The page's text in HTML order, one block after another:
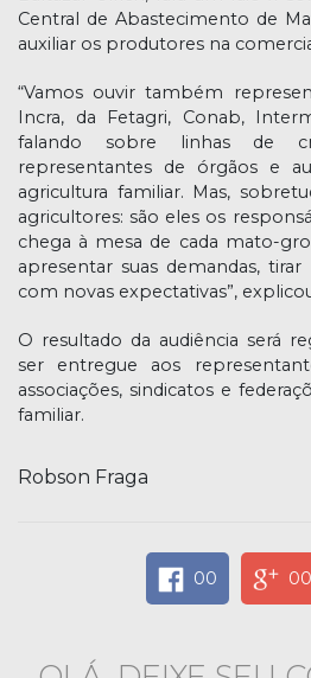
Central de Abastecimento de
auxiliar os produtores na
“Vamos ouvir também
Incra, da Fetagri, Conab,
falando sobre linhas de
representantes de órgãos e
agricultura familiar. Mas,
agricultores: são eles os
chega à mesa de cada mato-
apresentar suas demandas,
com novas expectativas”,
O resultado da audiência será
ser entregue aos
associações, sindicatos e
familiar.
Robson Fraga
00 00